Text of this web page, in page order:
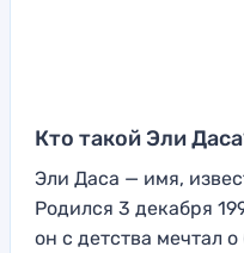
Кто такой Эли
Эли Даса — имя,
Родился 3 декабря
он с детства мечтал